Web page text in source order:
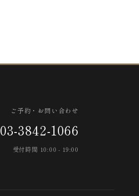
ご予約・お問い合わせ
03-3842-1066
受付時間 10:00 - 19:00